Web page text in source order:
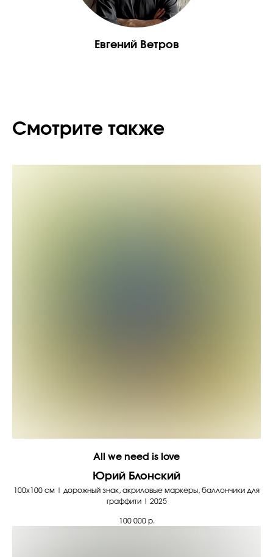
Евгений Ветров
Смотрите также
All we need is love
Юрий Блонский
100х100 см | дорожный знак, акриловые маркеры, баллончики для
граффити | 2025
100 000 р.